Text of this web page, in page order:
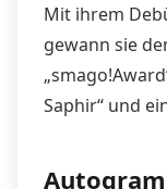
Mit ihrem
gewann sie
Saphir“ und